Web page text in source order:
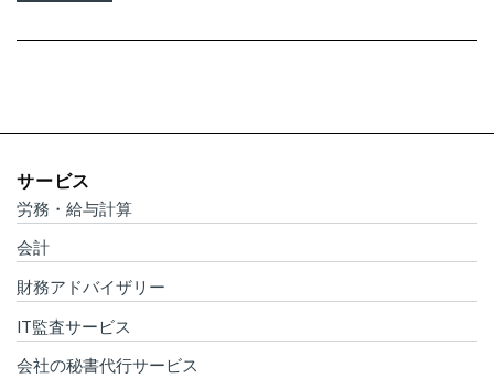
サービス
労務・給与計算
会計
財務アドバイザリー
IT監査サービス
会社の秘書代行サービス